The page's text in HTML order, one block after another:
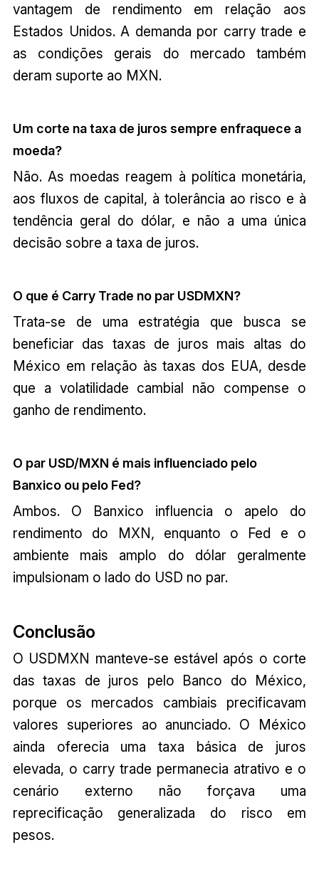
vantagem de rendimento em relação aos
Estados Unidos. A demanda por carry trade e
as condições gerais do mercado também
deram suporte ao MXN.
Um corte na taxa de juros sempre enfraquece a
moeda?
Não. As moedas reagem à política monetária,
aos fluxos de capital, à tolerância ao risco e à
tendência geral do dólar, e não a uma única
decisão sobre a taxa de juros.
O que é Carry Trade no par USDMXN?
Trata-se de uma estratégia que busca se
beneficiar das taxas de juros mais altas do
México em relação às taxas dos EUA, desde
que a volatilidade cambial não compense o
ganho de rendimento.
O par USD/MXN é mais influenciado pelo
Banxico ou pelo Fed?
Ambos. O Banxico influencia o apelo do
rendimento do MXN, enquanto o Fed e o
ambiente mais amplo do dólar geralmente
impulsionam o lado do USD no par.
Conclusão
O USDMXN manteve-se estável após o corte
das taxas de juros pelo Banco do México,
porque os mercados cambiais precificavam
valores superiores ao anunciado. O México
ainda oferecia uma taxa básica de juros
elevada, o carry trade permanecia atrativo e o
cenário externo não forçava uma
reprecificação generalizada do risco em
pesos.